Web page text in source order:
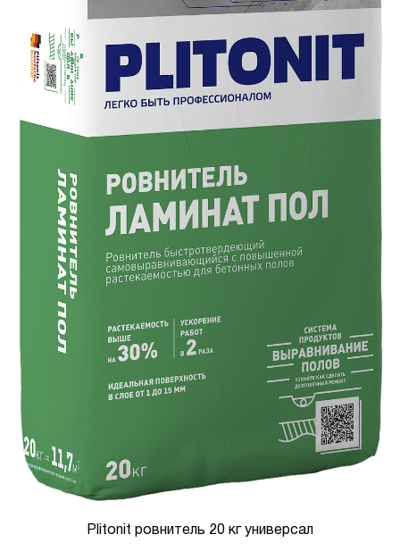
Plitonit ровнитель 20 кг универсал